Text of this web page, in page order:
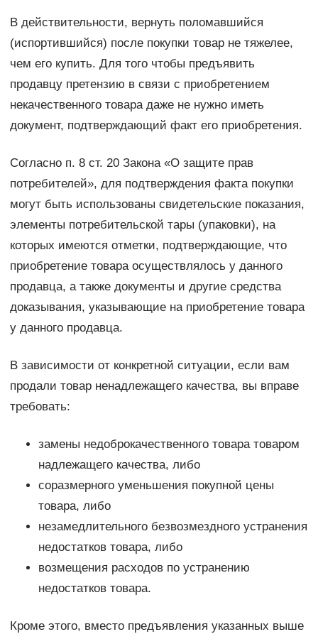
В действительности, вернуть поломавшийся
(испортившийся) после покупки товар не тяжелее,
чем его купить. Для того чтобы предъявить
продавцу претензию в связи с приобретением
некачественного товара даже не нужно иметь
документ, подтверждающий факт его приобретения.
Согласно п. 8 ст. 20 Закона «О защите прав
потребителей», для подтверждения факта покупки
могут быть использованы свидетельские показания,
элементы потребительской тары (упаковки), на
которых имеются отметки, подтверждающие, что
приобретение товара осуществлялось у данного
продавца, а также документы и другие средства
доказывания, указывающие на приобретение товара
у данного продавца.
В зависимости от конкретной ситуации, если вам
продали товар ненадлежащего качества, вы вправе
требовать:
замены недоброкачественного товара товаром
надлежащего качества, либо
соразмерного уменьшения покупной цены
товара, либо
незамедлительного безвозмездного устранения
недостатков товара, либо
возмещения расходов по устранению
недостатков товара.
Кроме этого, вместо предъявления указанных выше